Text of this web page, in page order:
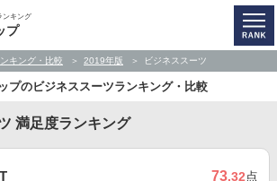
ンキング
プ
キング・比較 2019年版 ビジネススーツ
プのビジネススーツランキング・比較
満足度ランキング
73.32点